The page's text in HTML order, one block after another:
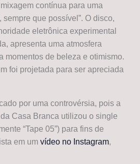
contínua para uma
que possível”. O disco,
eletrônica experimental
apresenta uma atmosfera
momentos de beleza e otimismo.
foi projetada para ser apreciada
por uma controvérsia, pois a
Casa Branca utilizou o single
“Tape 05”) para fins de
em um vídeo no Instagram,